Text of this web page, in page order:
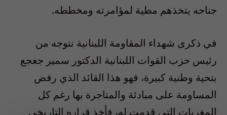
جناحه يتخذهم مطية لمؤامرته ومخططه.
في ذكرى شهداء المقاومة اللبنانية نتوجه من
رئيس حزب القوات اللبنانية الدكتور سمير جعجع
بتحية وطنية كبيرة، فهو هذا القائد الذي رفض
المساومة على مبادئة والمتاجرة بها رغم كل
المغريات التي قدمت له، فأخذ قراره التاريخي